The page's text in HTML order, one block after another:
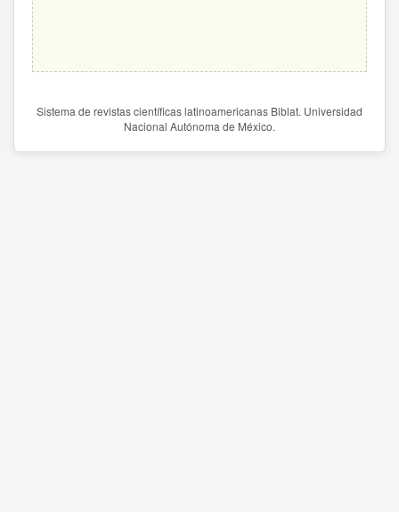
Sistema de revistas científicas latinoamericanas Biblat. Universidad
Nacional Autónoma de México.